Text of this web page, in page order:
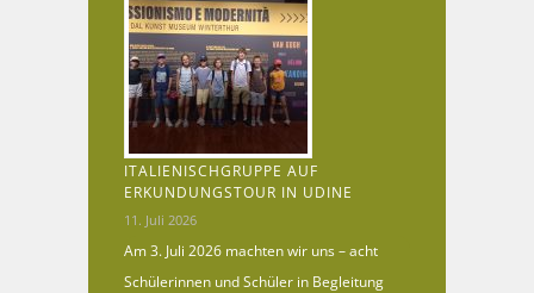
ITALIENISCHGRUPPE AUF
ERKUNDUNGSTOUR IN UDINE
11. Juli 2026
Am 3. Juli 2026 machten wir uns – acht
Schülerinnen und Schüler in Begleitung